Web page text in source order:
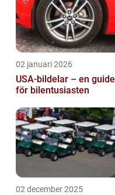
02 januari 2026
USA-bildelar – en guide
för bilentusiasten
02 december 2025